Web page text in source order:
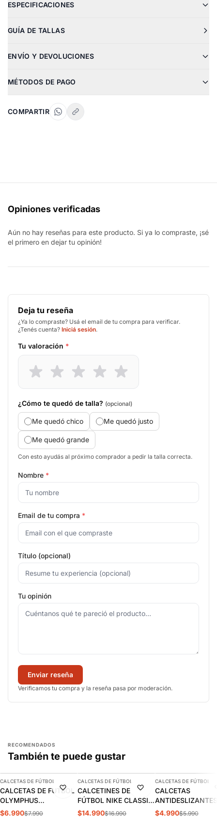
ESPECIFICACIONES
GUÍA DE TALLAS
ENVÍO Y DEVOLUCIONES
MÉTODOS DE PAGO
COMPARTIR
Opiniones verificadas
Aún no hay reseñas para este producto. Si ya lo compraste, ¡sé
el primero en dejar tu opinión!
Deja tu reseña
¿Ya lo compraste? Usá el email de tu compra para verificar.
¿Tenés cuenta? Iniciá sesión.
Tu valoración *
¿Cómo te quedó de talla? (opcional)
Me quedó chico Me quedó justo
Me quedó grande
Con esto ayudás al próximo comprador a pedir la talla correcta.
Nombre *
Email de tu compra *
Título (opcional)
Tu opinión
Enviar reseña
Verificamos tu compra y la reseña pasa por moderación.
RECOMENDADOS
También te puede gustar
-13%
AGREGAR
CALCETAS DE FÚTBOL
CALCETAS DE FUTBOL
OLYMPHUS
ANTIDESLIZANTES
$6.990$7.990
-12%
AGREGAR
CALCETAS DE FÚTBOL
CALCETINES DE
FÚTBOL NIKE CLASSIC
2 NEGROS (UNISEX) |
$14.990$16.990
-17%
CALCETAS DE FÚTBOL
CALCETAS
ANTIDESLIZANTES
FÚTBOL OXN
$4.990$5.990